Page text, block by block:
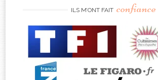
ILS M’ONT FAIT confiance